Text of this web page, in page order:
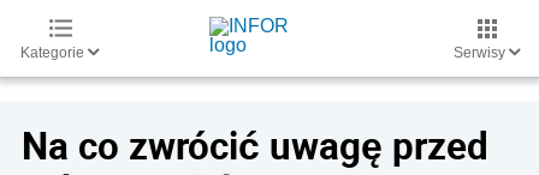
Kategorie Serwisy
Na co zwrócić uwagę przed